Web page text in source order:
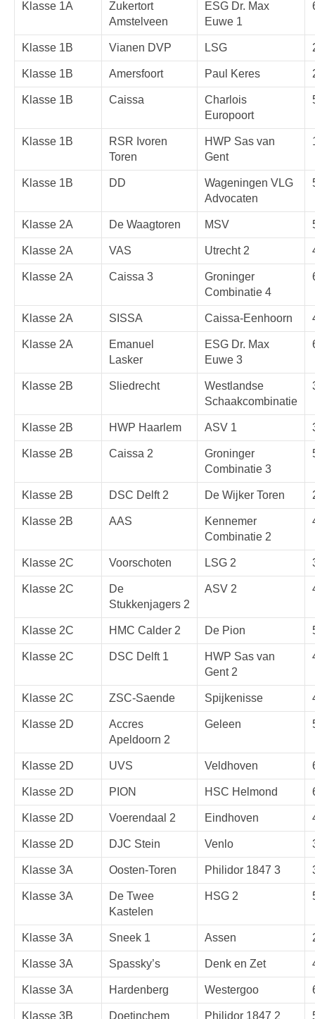
Klasse 1A
Zukertort
Amstelveen
ESG Dr. Max
Euwe 1
Klasse 1B Vianen DVP LSG
Klasse 1B Amersfoort Paul Keres
Klasse 1B Caissa
Charlois
Europoort
Klasse 1B
RSR Ivoren
Toren
HWP Sas van
Gent
Klasse 1B DD
Wageningen VLG
Advocaten
Klasse 2A De Waagtoren MSV
Klasse 2A VAS Utrecht 2
Klasse 2A Caissa 3
Groninger
Combinatie 4
Klasse 2A SISSA Caissa-Eenhoorn
Klasse 2A
Emanuel
Lasker
ESG Dr. Max
Euwe 3
Klasse 2B Sliedrecht
Westlandse
Schaakcombinatie
Klasse 2B HWP Haarlem ASV 1
Klasse 2B Caissa 2
Groninger
Combinatie 3
Klasse 2B DSC Delft 2 De Wijker Toren
Klasse 2B AAS
Kennemer
Combinatie 2
Klasse 2C Voorschoten LSG 2
Klasse 2C
De
Stukkenjagers 2
ASV 2
Klasse 2C HMC Calder 2 De Pion
Klasse 2C DSC Delft 1
HWP Sas van
Gent 2
Klasse 2C ZSC-Saende Spijkenisse
Klasse 2D
Accres
Apeldoorn 2
Geleen
Klasse 2D UVS Veldhoven
Klasse 2D PION HSC Helmond
Klasse 2D Voerendaal 2 Eindhoven
Klasse 2D DJC Stein Venlo
Klasse 3A Oosten-Toren Philidor 1847 3
Klasse 3A
De Twee
Kastelen
HSG 2
Klasse 3A Sneek 1 Assen
Klasse 3A Spassky’s Denk en Zet
Klasse 3A Hardenberg Westergoo
Klasse 3B Doetinchem Philidor 1847 2